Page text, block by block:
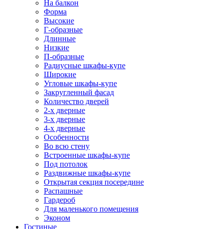
На балкон
Форма
Высокие
Г-образные
Длинные
Низкие
П-образные
Радиусные шкафы-купе
Широкие
Угловые шкафы-купе
Закругленный фасад
Количество дверей
2-х дверные
3-х дверные
4-х дверные
Особенности
Во всю стену
Встроенные шкафы-купе
Под потолок
Раздвижные шкафы-купе
Открытая секция посередине
Распашные
Гардероб
Для маленького помещения
Эконом
Гостиные